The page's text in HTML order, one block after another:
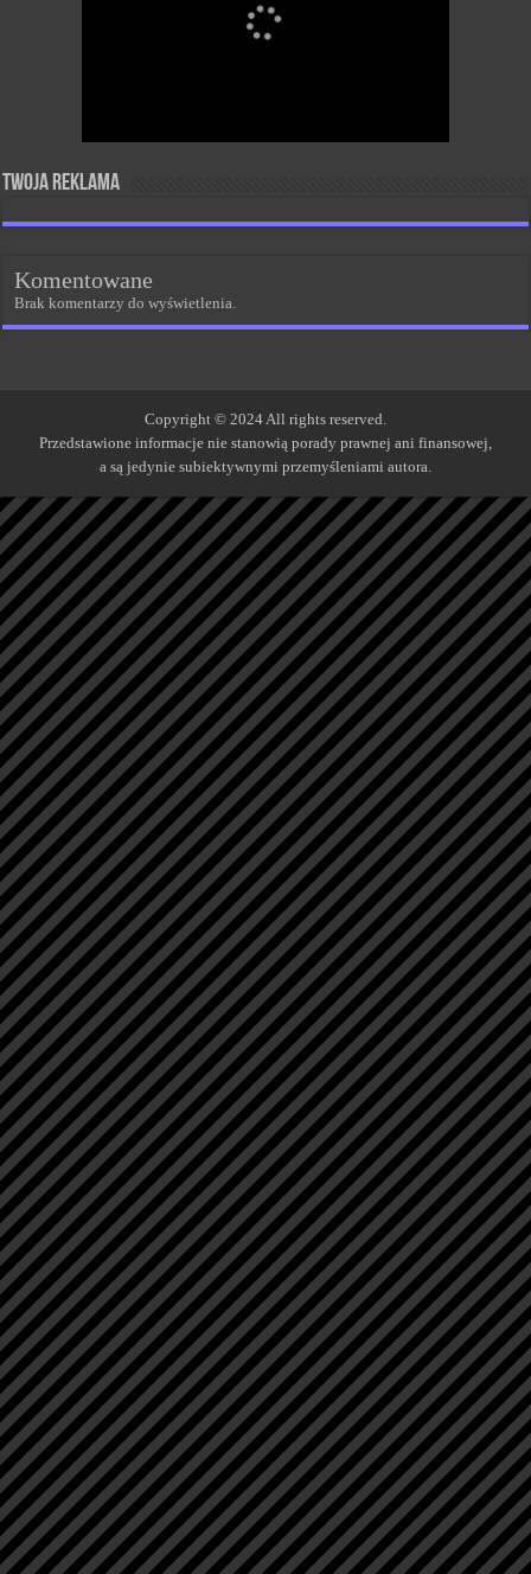
Twoja reklama
Komentowane
Brak komentarzy do wyświetlenia.
Copyright © 2024 All rights reserved.
Przedstawione informacje nie stanowią porady prawnej ani finansowej,
a są jedynie subiektywnymi przemyśleniami autora.